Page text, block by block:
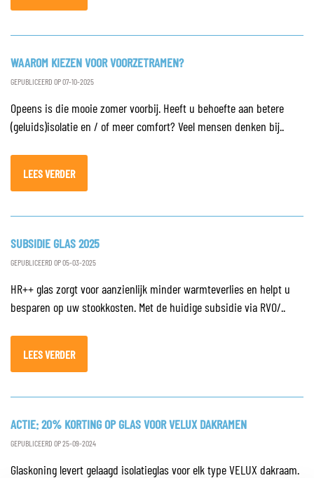
WAAROM KIEZEN VOOR VOORZETRAMEN?
GEPUBLICEERD OP 07-10-2025
Opeens is die mooie zomer voorbij. Heeft u behoefte aan betere
(geluids)isolatie en / of meer comfort? Veel mensen denken bij..
LEES VERDER
SUBSIDIE GLAS 2025
GEPUBLICEERD OP 05-03-2025
HR++ glas zorgt voor aanzienlijk minder warmteverlies en helpt u
besparen op uw stookkosten. Met de huidige subsidie via RVO/..
LEES VERDER
ACTIE: 20% KORTING OP GLAS VOOR VELUX DAKRAMEN
GEPUBLICEERD OP 25-09-2024
Glaskoning levert gelaagd isolatieglas voor elk type VELUX dakraam.